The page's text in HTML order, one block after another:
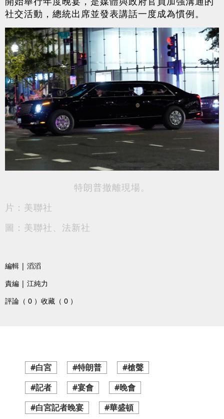
社交活動，總統出席並發表講話一度成為慣例。
特朗普撤離現場。
片：美聯社
圖：美聯社、法新社
編輯 | 滔滔
責編 | 江純力
評論（ 0 ） 收藏（ 0 ）
#白宮 #特朗普
#槍聲
#記者
#宴會
#晚會
#白宮記者晚宴
#華盛頓